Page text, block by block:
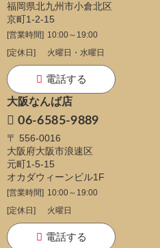
福岡県北九州市小倉北区
京町1-2-15
[営業時間] 10:00～19:00
[定休日]
火曜日・水曜日
電話する
大阪なんば店
06-6585-9889
〒 556-0016
大阪府大阪市浪速区
元町1-5-15
オカダウィーンビル1F
[営業時間] 10:00～19:00
[定休日]
火曜日
電話する